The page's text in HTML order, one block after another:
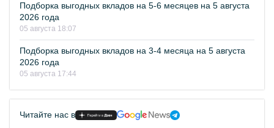
Подборка выгодных вкладов на 5-6 месяцев на 5 августа
2026 года
05 августа 18:07
Подборка выгодных вкладов на 3-4 месяца на 5 августа
2026 года
05 августа 17:44
Читайте нас в